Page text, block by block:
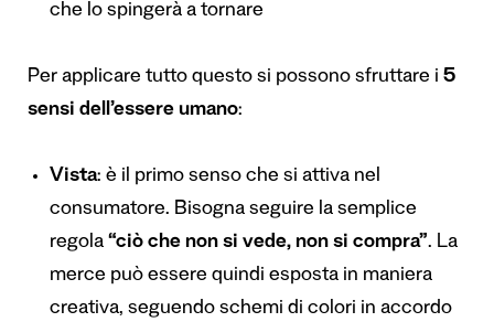
che lo spingerà a tornare
Per applicare tutto questo si possono sfruttare i 5
sensi dell’essere umano:
Vista: è il primo senso che si attiva nel
consumatore. Bisogna seguire la semplice
regola “ciò che non si vede, non si compra”. La
merce può essere quindi esposta in maniera
creativa, seguendo schemi di colori in accordo